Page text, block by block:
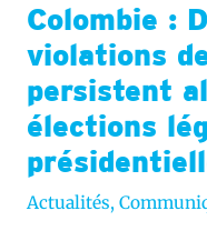
Colombie :
violations
persistent
élections
Actualités,